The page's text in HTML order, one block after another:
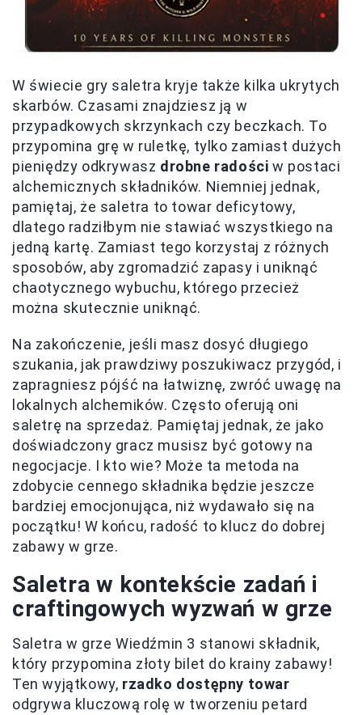
W świecie gry saletra kryje także kilka ukrytych
skarbów. Czasami znajdziesz ją w
przypadkowych skrzynkach czy beczkach. To
przypomina grę w ruletkę, tylko zamiast dużych
pieniędzy odkrywasz drobne radości w postaci
alchemicznych składników. Niemniej jednak,
pamiętaj, że saletra to towar deficytowy,
dlatego radziłbym nie stawiać wszystkiego na
jedną kartę. Zamiast tego korzystaj z różnych
sposobów, aby zgromadzić zapasy i uniknąć
chaotycznego wybuchu, którego przecież
można skutecznie uniknąć.
Na zakończenie, jeśli masz dosyć długiego
szukania, jak prawdziwy poszukiwacz przygód, i
zapragniesz pójść na łatwiznę, zwróć uwagę na
lokalnych alchemików. Często oferują oni
saletrę na sprzedaż. Pamiętaj jednak, że jako
doświadczony gracz musisz być gotowy na
negocjacje. I kto wie? Może ta metoda na
zdobycie cennego składnika będzie jeszcze
bardziej emocjonująca, niż wydawało się na
początku! W końcu, radość to klucz do dobrej
zabawy w grze.
Saletra w kontekście zadań i
craftingowych wyzwań w grze
Saletra w grze Wiedźmin 3 stanowi składnik,
który przypomina złoty bilet do krainy zabawy!
Ten wyjątkowy, rzadko dostępny towar
odgrywa kluczową rolę w tworzeniu petard